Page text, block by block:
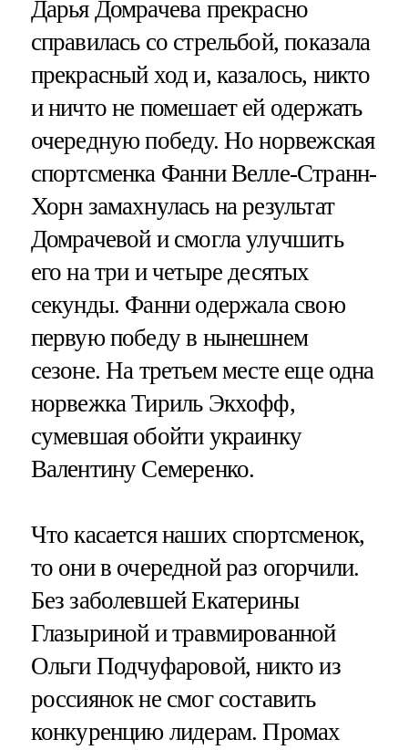
Дарья Домрачева прекрасно
справилась со стрельбой, показала
прекрасный ход и, казалось, никто
и ничто не помешает ей одержать
очередную победу. Но норвежская
спортсменка Фанни Велле-Странн-
Хорн замахнулась на результат
Домрачевой и смогла улучшить
его на три и четыре десятых
секунды. Фанни одержала свою
первую победу в нынешнем
сезоне. На третьем месте еще одна
норвежка Тириль Экхофф,
сумевшая обойти украинку
Валентину Семеренко.
Что касается наших спортсменок,
то они в очередной раз огорчили.
Без заболевшей Екатерины
Глазыриной и травмированной
Ольги Подчуфаровой, никто из
россиянок не смог составить
конкуренцию лидерам. Промах